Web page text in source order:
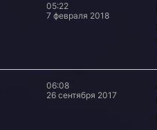
05:22
7 февраля 2018
06:08
26 сентября 2017